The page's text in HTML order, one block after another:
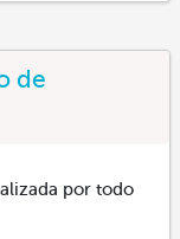
de
por todo